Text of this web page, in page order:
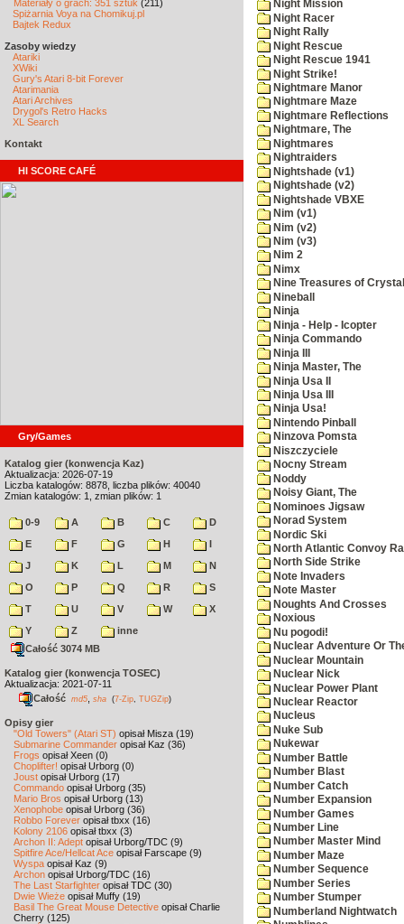
Materiały o grach: 351 sztuk (211)
Spiżarnia Voya na Chomikuj.pl
Bajtek Redux
Zasoby wiedzy
Atariki
XWiki
Gury's Atari 8-bit Forever
Atarimania
Atari Archives
Drygol's Retro Hacks
XL Search
Kontakt
HI SCORE CAFÉ
Gry/Games
Katalog gier (konwencja Kaz)
Aktualizacja: 2026-07-19
Liczba katalogów: 8878, liczba plików: 40040
Zmian katalogów: 1, zmian plików: 1
0-9 A B C
D
E
F G H
I
J
K L M
N
O
P Q R
S
T
U V W
X
Y
Z
inne
Całość 3074 MB
Katalog gier (konwencja TOSEC)
Aktualizacja: 2021-07-11
Całość md5 sha (7-Zip TUGZip)
Opisy gier
"Old Towers" (Atari ST) opisał Misza (19)
Submarine Commander opisał Kaz (36)
Frogs opisał Xeen (0)
Choplifter! opisał Urborg (0)
Joust opisał Urborg (17)
Commando opisał Urborg (35)
Mario Bros opisał Urborg (13)
Xenophobe opisał Urborg (36)
Robbo Forever opisał tbxx (16)
Kolony 2106 opisał tbxx (3)
Archon II: Adept opisał Urborg/TDC (9)
Spitfire Ace/Hellcat Ace opisał Farscape (9)
Wyspa opisał Kaz (9)
Archon opisał Urborg/TDC (16)
The Last Starfighter opisał TDC (30)
Dwie Wieże opisał Muffy (19)
Basil The Great Mouse Detective opisał Charlie
Cherry (125)
Night Mission
Night Racer
Night Rally
Night Rescue
Night Rescue 1941
Night Strike!
Nightmare Manor
Nightmare Maze
Nightmare Reflections
Nightmare, The
Nightmares
Nightraiders
Nightshade (v1)
Nightshade (v2)
Nightshade VBXE
Nim (v1)
Nim (v2)
Nim (v3)
Nim 2
Nimx
Nine Treasures of
Nineball
Ninja
Ninja - Help - Icopter
Ninja Commando
Ninja III
Ninja Master, The
Ninja Usa II
Ninja Usa III
Ninja Usa!
Nintendo Pinball
Ninzova Pomsta
Niszczyciele
Nocny Stream
Noddy
Noisy Giant, The
Nominoes Jigsaw
Norad System
Nordic Ski
North Atlantic Convoy
North Side Strike
Note Invaders
Note Master
Noughts And Crosses
Noxious
Nu pogodi!
Nuclear Adventure Or
Nuclear Mountain
Nuclear Nick
Nuclear Power Plant
Nuclear Reactor
Nucleus
Nuke Sub
Nukewar
Number Battle
Number Blast
Number Catch
Number Expansion
Number Games
Number Line
Number Master Mind
Number Maze
Number Sequence
Number Series
Number Stumper
Numberland Nightwatch